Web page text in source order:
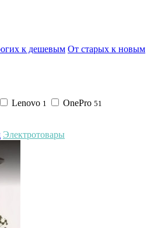
к дешевым От старых к новым
Lenovo 1 OnePro 51
Электротовары